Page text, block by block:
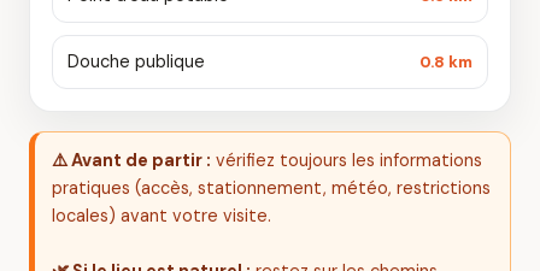
Douche publique 0.8 km
⚠️ Avant de partir : vérifiez toujours les informations
pratiques (accès, stationnement, météo, restrictions
locales) avant votre visite.